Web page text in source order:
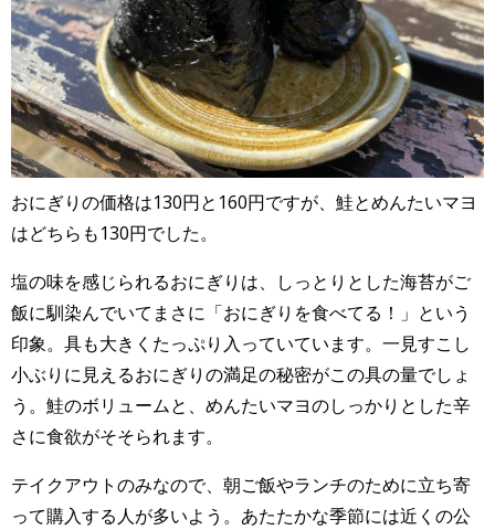
おにぎりの価格は130円と160円ですが、鮭とめんたいマヨ
はどちらも130円でした。
塩の味を感じられるおにぎりは、しっとりとした海苔がご
飯に馴染んでいてまさに「おにぎりを食べてる！」という
印象。具も大きくたっぷり入っていています。一見すこし
小ぶりに見えるおにぎりの満足の秘密がこの具の量でしょ
う。鮭のボリュームと、めんたいマヨのしっかりとした辛
さに食欲がそそられます。
テイクアウトのみなので、朝ご飯やランチのために立ち寄
って購入する人が多いよう。あたたかな季節には近くの公